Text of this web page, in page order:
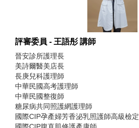
評審委員 - 王語彤 講師
晉安診所護理長
美詩爾醫美店長
長庚兒科護理師
中華民國高考護理師
中華民國整復師
糖尿病共同照護網護理師
國際CIP孕產婦芳香泌乳照護師高級檢定